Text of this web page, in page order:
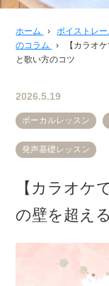
ホーム › ボイストレ
のコラム
›
【カラオ
と歌い方のコツ
2026.5.19
ボーカルレッスン
発声基礎レッスン
【カラオケ
の壁を超え